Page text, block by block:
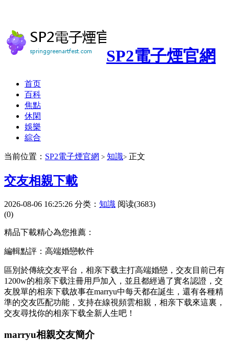
SP2電子煙官網
首页
百科
焦點
休閑
娛樂
綜合
当前位置： SP2電子煙官網 > 知識> 正文
交友相親下載
2026-08-06 16:25:26 分类： 知識 阅读(3683)
(0)
精品下載精心為您推薦：
編輯點評：高端婚戀軟件
區別於傳統交友平台，相亲下载主打高端婚戀，交友目前已有
1200w的相亲下载注冊用戶加入，並且都經過了實名認證，交
友脫單的相亲下载故事在marryu中每天都在誕生，還有各種精
準的交友匹配功能，支持在線視頻雲相親，相亲下载來這裏，
交友尋找你的相亲下载全新人生吧！
marryu相親交友簡介